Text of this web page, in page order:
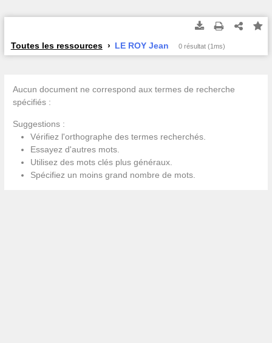
Toutes les ressources LE ROY Jean 0 résultat (1ms)
Aucun document ne correspond aux termes de recherche
spécifiés :
Suggestions :
Vérifiez l'orthographe des termes recherchés.
Essayez d'autres mots.
Utilisez des mots clés plus généraux.
Spécifiez un moins grand nombre de mots.